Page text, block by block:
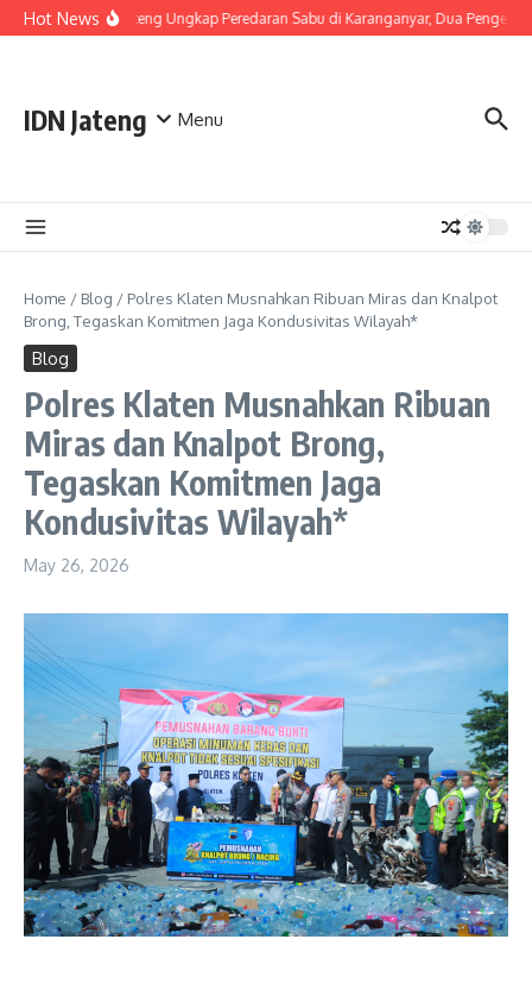
Skip to content
Hot NewsPolda Jateng Ungkap Peredaran Sabu di Karanganyar, Dua
IDN Jateng Menu
Home / Blog / Polres Klaten Musnahkan Ribuan Miras dan Knalpot
Brong, Tegaskan Komitmen Jaga Kondusivitas Wilayah*
Blog
Polres Klaten Musnahkan Ribuan
Miras dan Knalpot Brong,
Tegaskan Komitmen Jaga
Kondusivitas Wilayah*
May 26, 2026